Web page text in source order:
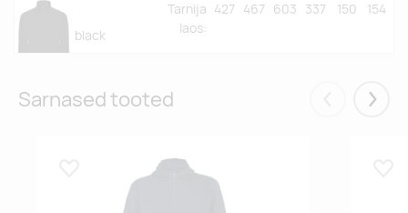
black
Tarnija
laos:
427 467 603 337 150 154
Tarnija
9
royal blue
Tarnija
Sarnased tooted Eelmised
Lisa lemmikuks